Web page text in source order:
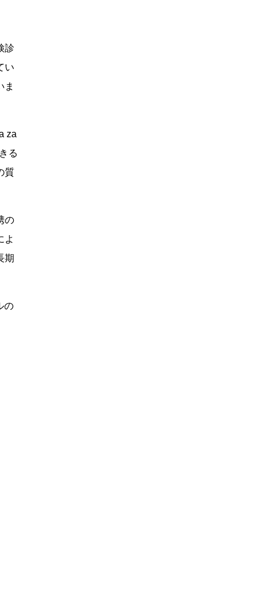
診
い
ま
za
る
質
の
よ
期
の